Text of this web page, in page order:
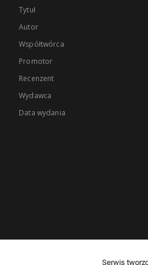
Tytuł
Autor
Współtwórca
Promotor
Recenzent
Wydawca
Data wydania
Serwis